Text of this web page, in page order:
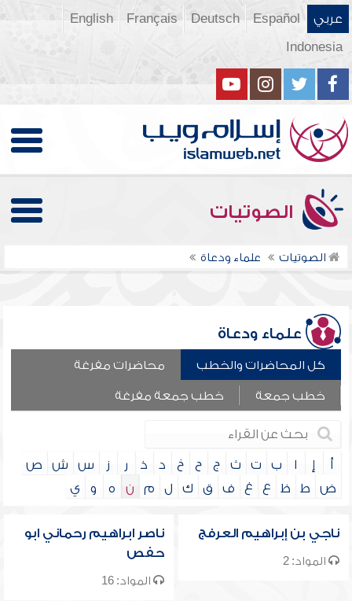
عربي Español
Deutsch
Français
English
Indonesia
الصوتيات
الصوتيات علماء ودعاة
علماء ودعاة
كل المحاضرات والخطب محاضرات مفرغة
خطب جمعة خطب جمعة مفرغة
أ إ ا ب ت ث ج ح خ د ذ ر ز س ش
ص
ض
ط ظ ع غ ف ق ك ل م ن ه و ي
ناجي بن إبراهيم العرفج
المواد: 2
ناصر ابراهيم رحماني ابو
حفص
المواد: 16